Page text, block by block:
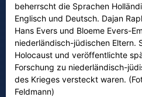
beherrscht die Sprachen
Englisch und Deutsch. Dajan
Hans Evers und Bloeme Evers-
niederländisch-jüdischen Eltern.
Holocaust und veröffentlichte
Forschung zu niederländisch-
des Krieges versteckt waren.
Feldmann)